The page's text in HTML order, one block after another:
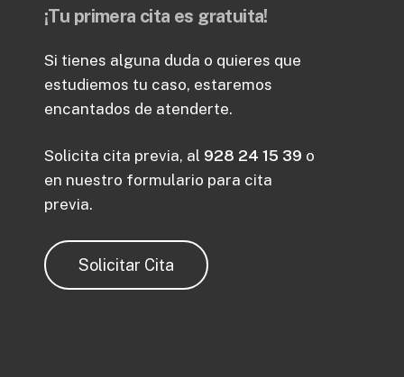
¡Tu primera cita es gratuita!
Si tienes alguna duda o quieres que
estudiemos tu caso, estaremos
encantados de atenderte.
Solicita cita previa, al 928 24 15 39 o
en nuestro formulario para cita
previa.
Solicitar Cita